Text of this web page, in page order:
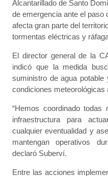
Alcantarillado de Santo
de emergencia ante el paso
afecta gran parte del
tormentas eléctricas y
El director general de la
indicó que la medida
suministro de agua
condiciones
“Hemos coordinado
infraestructura para
cualquier eventualidad y
mantengan operativos
declaró Suberví.
Entre las acciones